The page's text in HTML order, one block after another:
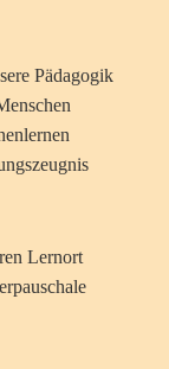
Pädagogik
Lernort